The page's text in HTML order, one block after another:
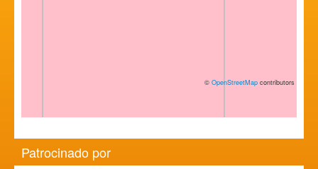
© OpenStreetMap contributors
Patrocinado por